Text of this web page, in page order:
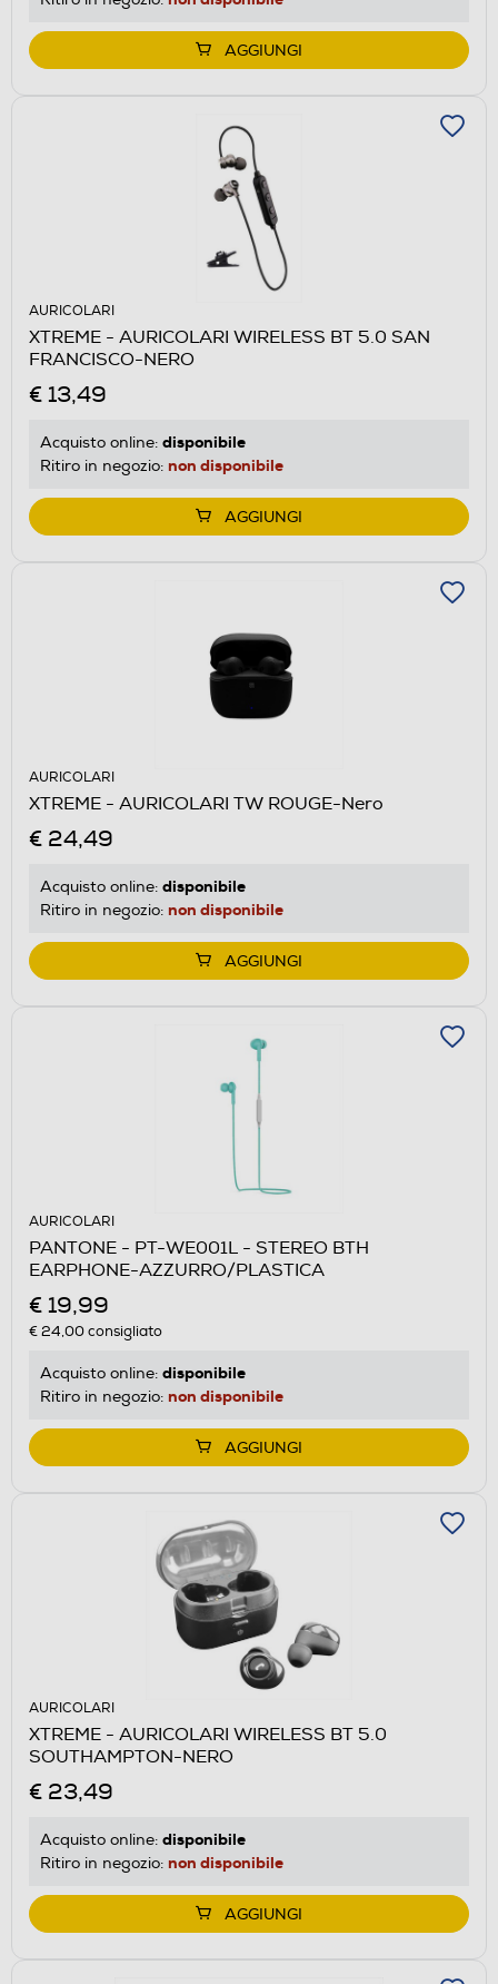
AGGIUNGI
AURICOLARI
XTREME - AURICOLARI WIRELESS BT 5.0 SAN
FRANCISCO-NERO
€ 13,49
Acquisto online: disponibile
Ritiro in negozio: non disponibile
AGGIUNGI
AURICOLARI
XTREME - AURICOLARI TW ROUGE-Nero
€ 24,49
Acquisto online: disponibile
Ritiro in negozio: non disponibile
AGGIUNGI
AURICOLARI
PANTONE - PT-WE001L - STEREO BTH
EARPHONE-AZZURRO/PLASTICA
€ 19,99
€ 24,00consigliato
Acquisto online: disponibile
Ritiro in negozio: non disponibile
AGGIUNGI
AURICOLARI
XTREME - AURICOLARI WIRELESS BT 5.0
SOUTHAMPTON-NERO
€ 23,49
Acquisto online: disponibile
Ritiro in negozio: non disponibile
AGGIUNGI